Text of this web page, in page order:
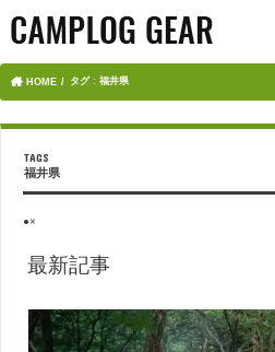
HOME タグ : 福井県
福井県
●×
最新記事